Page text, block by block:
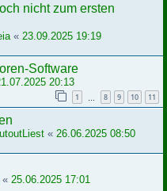
nicht zum ersten
« 23.09.2025 19:19
Software
20:13
1 8 9 10 11
« 26.06.2025 08:50
« 25.06.2025 17:01